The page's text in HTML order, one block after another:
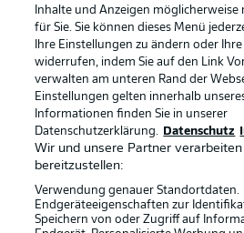
Das sagt Selimbegovic
"Es ist wie in so vielen Spielen in
wohl durch Kleinigkeiten
müssen aufmerksam sein,
Räume geben. Wir bereiten uns
sie spielen mit Fünferkette,
zwei Stürmern, alle in der
Das ist nicht einfach zu
gefährlich bei Kontern. Nicht
dem Fürth-Spiel acht Spiele in
wird ein intensives Spiel, in
Inhalte und Anzeigen
für Sie. Sie können dieses Menü
Ihre Einstellungen zu ändern oder
widerrufen, indem Sie auf den Link
verwalten am unteren Rand der
Einstellungen gelten innerhalb
Informationen finden Sie in unserer
Datenschutzerklärung.
Datenschutz
Wir und unsere Partner
bereitzustellen:
Verwendung genauer Standortdaten.
Endgeräteeigenschaften zur
Speichern von oder Zugriff auf